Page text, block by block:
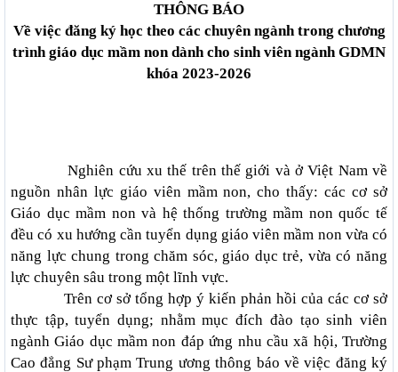
THÔNG BÁO
Về việc đăng ký học theo các chuyên ngành trong chương
trình giáo dục mầm non dành cho sinh viên ngành GDMN
khóa 2023-2026
Nghiên cứu xu thế trên thế giới và ở Việt Nam về
nguồn nhân lực giáo viên mầm non, cho thấy: các cơ sở
Giáo dục mầm non và hệ thống trường mầm non quốc tế
đều có xu hướng cần tuyển dụng giáo viên mầm non vừa có
năng lực chung trong chăm sóc, giáo dục trẻ, vừa có năng
lực chuyên sâu trong một lĩnh vực.
Trên cơ sở tổng hợp ý kiến phản hồi của các cơ sở
thực tập, tuyển dụng; nhằm mục đích đào tạo sinh viên
ngành Giáo dục mầm non đáp ứng nhu cầu xã hội, Trường
Cao đẳng Sư phạm Trung ương thông báo về việc đăng ký